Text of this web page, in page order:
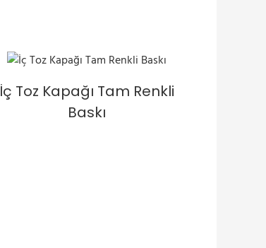
İç Toz Kapağı Tam Renkli
Baskı